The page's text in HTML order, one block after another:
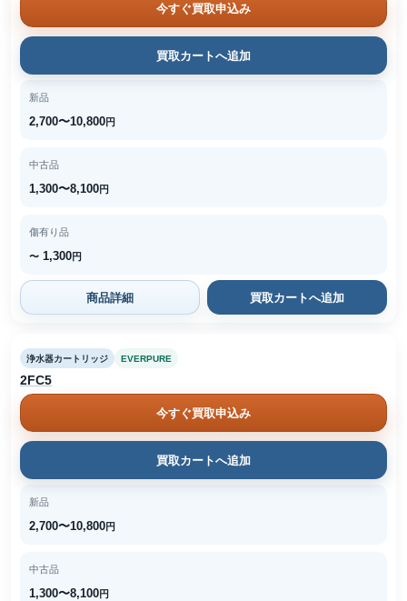
今すぐ買取申込み
買取カートへ追加
新品
2,700〜10,800円
中古品
1,300〜8,100円
傷有り品
〜 1,300円
商品詳細 買取カートへ追加
浄水器カートリッジ EVERPURE
2FC5
今すぐ買取申込み
買取カートへ追加
新品
2,700〜10,800円
中古品
1,300〜8,100円